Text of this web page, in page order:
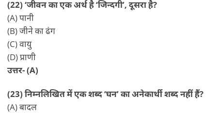
(22) ‘जीवन का एक अर्थ है ‘जिन्दगी’, दूसरा है?
(A) पानी
(B) जीने का ढंग
(C) वायु
(D) प्राणी
उत्तर- (A)
(23) निम्नलिखित में एक शब्द ‘घन’ का अनेकार्थी शब्द नहीं हैं?
(A) बादल